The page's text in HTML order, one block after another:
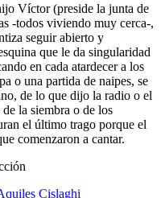
Víctor (preside la junta de
-todos viviendo muy cerca-,
seguir abierto y
que le da singularidad
en cada atardecer a los
o una partida de naipes, se
de lo que dijo la radio o el
la siembra o de los
el último trago porque el
comenzaron a cantar.
Cislaghi